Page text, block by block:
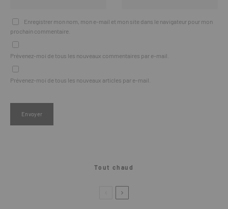
Enregistrer mon nom, mon e-mail et mon site dans le navigateur pour mon
prochain commentaire.
Prévenez-moi de tous les nouveaux commentaires par e-mail.
Prévenez-moi de tous les nouveaux articles par e-mail.
Tout chaud